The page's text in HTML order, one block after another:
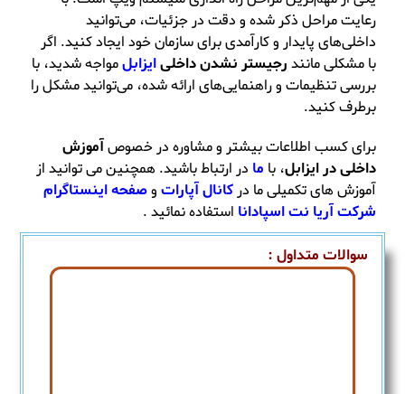
رعایت مراحل ذکر شده و دقت در جزئیات، می‌توانید
داخلی‌های پایدار و کارآمدی برای سازمان خود ایجاد کنید. اگر
با مشکلی مانند رجیستر نشدن داخلیایزابلمواجه شدید، با
بررسی تنظیمات و راهنمایی‌های ارائه شده، می‌توانید مشکل را
برطرف کنید.
برای کسب اطلاعات بیشتر و مشاوره در خصوص آموزش
داخلی در ایزابل، با ما در ارتباط باشید. همچنین می توانید از
آموزش های تکمیلی ما درکانال آپارات وصفحه اینستاگرام
شرکت آریا نت اسپادانا استفاده نمائید .
سوالات متداول :